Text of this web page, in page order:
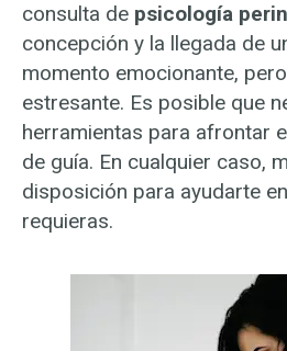
consulta de psicología
concepción y la llegada de
momento emocionante,
estresante. Es posible que
herramientas para afrontar
de guía. En cualquier caso,
disposición para ayudarte
requieras.